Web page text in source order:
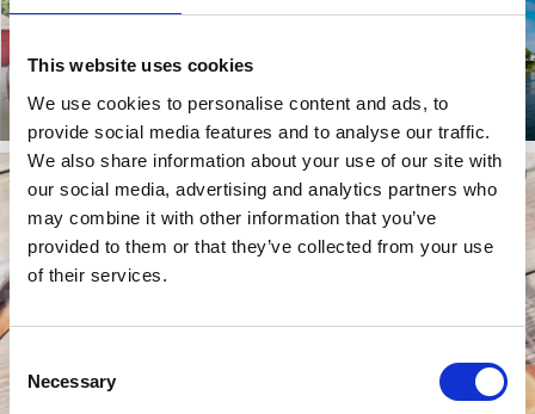
This website uses cookies
We use cookies to personalise content and ads, to
provide social media features and to analyse our traffic.
We also share information about your use of our site with
our social media, advertising and analytics partners who
may combine it with other information that you’ve
provided to them or that they’ve collected from your use
of their services.
Selection
Necessary
Fikastund med
hund som kund
Läs mer Läs mer